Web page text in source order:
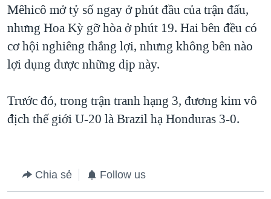
VĂN HOÁ
THỂ THAO
GIÁO DỤC
GROUND ZERO – XƯA VÀ NAY
CHI PHÍ CHIẾN TRANH AFGHANISTAN
CÁC GIÁ TRỊ CỘNG HÒA Ở VIỆT NAM
TRỊNH VĨNH BÌNH VS. CHÍNH PHỦ VIỆT NAM
QUAN HỆ VIỆT MỸ
Ngôn ngữ khác
Mêhicô mở tỷ số ngay ở phút đầu của trận đấu,
nhưng Hoa Kỳ gỡ hòa ở phút 19. Hai bên đều có
cơ hội nghiêng thắng lợi, nhưng không bên nào
lợi dụng được những dịp này.
Trước đó, trong trận tranh hạng 3, đương kim vô
địch thế giới U-20 là Brazil hạ Honduras 3-0.
Chia sẻ Follow us